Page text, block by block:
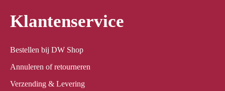
Klantenservice
Bestellen bij DW Shop
Annuleren of retourneren
Verzending & Levering